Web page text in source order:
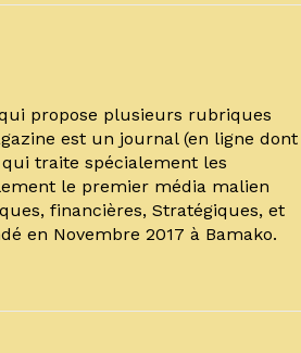
propose plusieurs rubriques
est un journal (en ligne dont
traite spécialement les
le premier média malien
financières, Stratégiques, et
en Novembre 2017 à Bamako.